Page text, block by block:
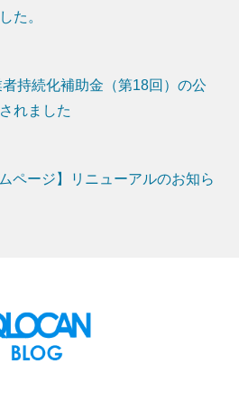
た。
者持続化補助金（第18回）の公
れました
ページ】リニューアルのお知ら